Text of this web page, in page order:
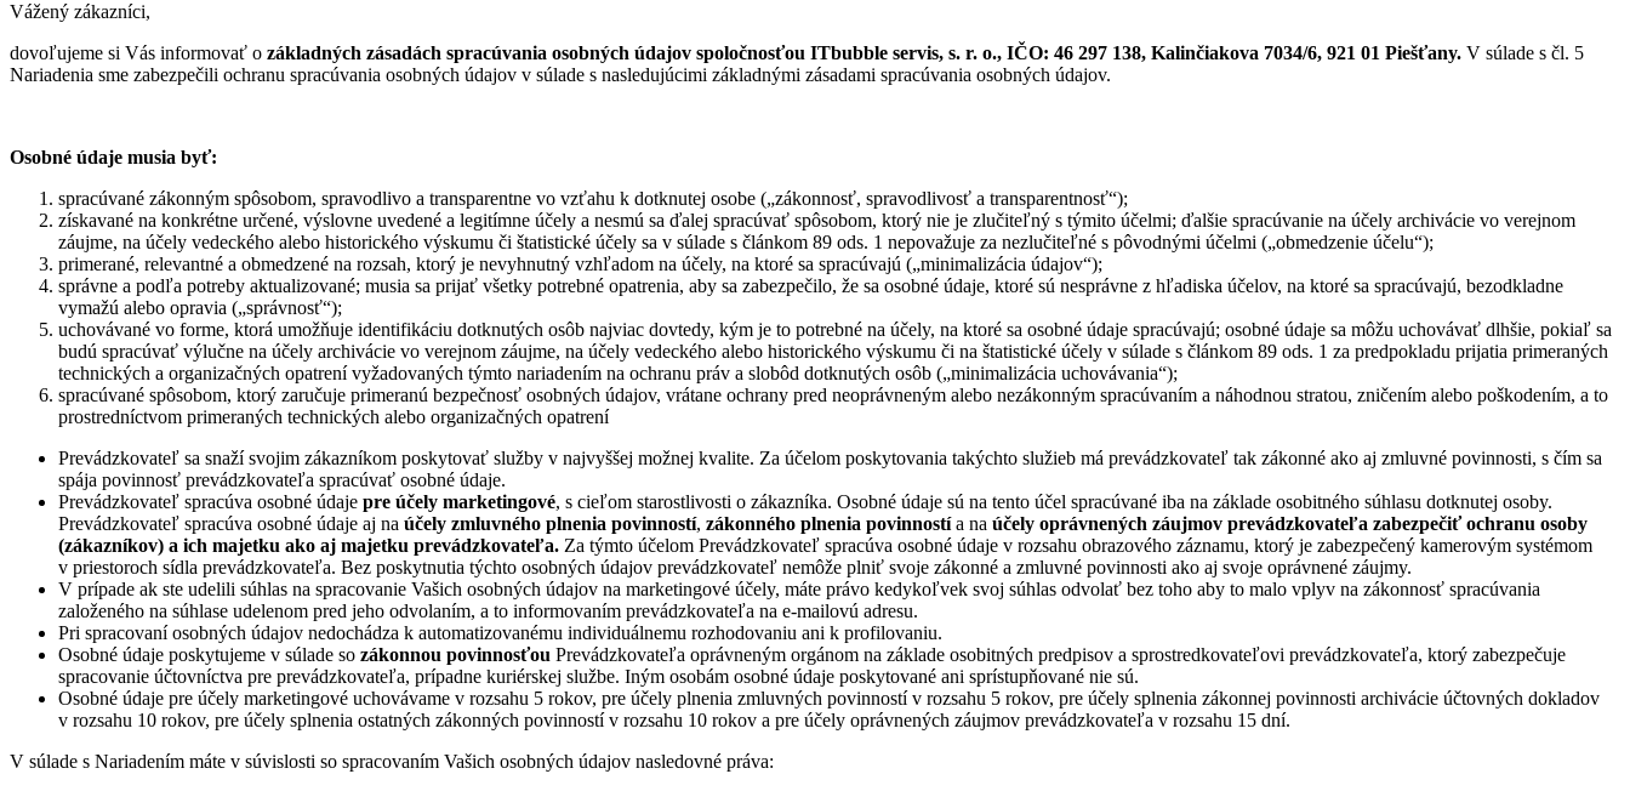
Vážený zákazníci,
dovoľujeme si Vás informovať o základných zásadách spracúvania osobných údajov spoločnosťou ITbubble servis, s. r. o., IČO: 46 297 138, Kalinčiakova 7034/6, 921 01 Piešťany. V súlade s čl. 5
Nariadenia sme zabezpečili ochranu spracúvania osobných údajov v súlade s nasledujúcimi základnými zásadami spracúvania osobných údajov.
Osobné údaje musia byť:
spracúvané zákonným spôsobom, spravodlivo a transparentne vo vzťahu k dotknutej osobe („zákonnosť, spravodlivosť a transparentnosť“);
získavané na konkrétne určené, výslovne uvedené a legitímne účely a nesmú sa ďalej spracúvať spôsobom, ktorý nie je zlučiteľný s týmito účelmi; ďalšie spracúvanie na účely archivácie vo verejnom
záujme, na účely vedeckého alebo historického výskumu či štatistické účely sa v súlade s článkom 89 ods. 1 nepovažuje za nezlučiteľné s pôvodnými účelmi („obmedzenie účelu“);
primerané, relevantné a obmedzené na rozsah, ktorý je nevyhnutný vzhľadom na účely, na ktoré sa spracúvajú („minimalizácia údajov“);
správne a podľa potreby aktualizované; musia sa prijať všetky potrebné opatrenia, aby sa zabezpečilo, že sa osobné údaje, ktoré sú nesprávne z hľadiska účelov, na ktoré sa spracúvajú, bezodkladne
vymažú alebo opravia („správnosť“);
uchovávané vo forme, ktorá umožňuje identifikáciu dotknutých osôb najviac dovtedy, kým je to potrebné na účely, na ktoré sa osobné údaje spracúvajú; osobné údaje sa môžu uchovávať dlhšie, pokiaľ sa
budú spracúvať výlučne na účely archivácie vo verejnom záujme, na účely vedeckého alebo historického výskumu či na štatistické účely v súlade s článkom 89 ods. 1 za predpokladu prijatia primeraných
technických a organizačných opatrení vyžadovaných týmto nariadením na ochranu práv a slobôd dotknutých osôb („minimalizácia uchovávania“);
spracúvané spôsobom, ktorý zaručuje primeranú bezpečnosť osobných údajov, vrátane ochrany pred neoprávneným alebo nezákonným spracúvaním a náhodnou stratou, zničením alebo poškodením, a to
prostredníctvom primeraných technických alebo organizačných opatrení
Prevádzkovateľ sa snaží svojim zákazníkom poskytovať služby v najvyššej možnej kvalite. Za účelom poskytovania takýchto služieb má prevádzkovateľ tak zákonné ako aj zmluvné povinnosti, s čím sa
spája povinnosť prevádzkovateľa spracúvať osobné údaje.
Prevádzkovateľ spracúva osobné údaje pre účely marketingové, s cieľom starostlivosti o zákazníka. Osobné údaje sú na tento účel spracúvané iba na základe osobitného súhlasu dotknutej osoby.
Prevádzkovateľ spracúva osobné údaje aj na účely zmluvného plnenia povinností, zákonného plnenia povinnostía na účely oprávnených záujmov prevádzkovateľa zabezpečiť ochranu osoby
(zákazníkov) a ich majetku ako aj majetku prevádzkovateľa. Za týmto účelom Prevádzkovateľ spracúva osobné údaje v rozsahu obrazového záznamu, ktorý je zabezpečený kamerovým systémom
v priestoroch sídla prevádzkovateľa. Bez poskytnutia týchto osobných údajov prevádzkovateľ nemôže plniť svoje zákonné a zmluvné povinnosti ako aj svoje oprávnené záujmy.
V prípade ak ste udelili súhlas na spracovanie Vašich osobných údajov na marketingové účely, máte právo kedykoľvek svoj súhlas odvolať bez toho aby to malo vplyv na zákonnosť spracúvania
založeného na súhlase udelenom pred jeho odvolaním, a to informovaním prevádzkovateľa na e-mailovú adresu.
Pri spracovaní osobných údajov nedochádza k automatizovanému individuálnemu rozhodovaniu ani k profilovaniu.
Osobné údaje poskytujeme v súlade so zákonnou povinnosťou Prevádzkovateľa oprávneným orgánom na základe osobitných predpisov a sprostredkovateľovi prevádzkovateľa, ktorý zabezpečuje
spracovanie účtovníctva pre prevádzkovateľa, prípadne kuriérskej službe. Iným osobám osobné údaje poskytované ani sprístupňované nie sú.
Osobné údaje pre účely marketingové uchovávame v rozsahu 5 rokov, pre účely plnenia zmluvných povinností v rozsahu 5 rokov, pre účely splnenia zákonnej povinnosti archivácie účtovných dokladov
v rozsahu 10 rokov, pre účely splnenia ostatných zákonných povinností v rozsahu 10 rokov a pre účely oprávnených záujmov prevádzkovateľa v rozsahu 15 dní.
V súlade s Nariadením máte v súvislosti so spracovaním Vašich osobných údajov nasledovné práva: